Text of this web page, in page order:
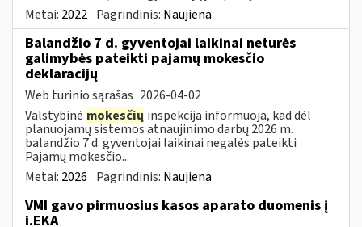
Metai: 2022 Pagrindinis: Naujiena
Balandžio 7 d. gyventojai laikinai neturės
galimybės pateikti pajamų mokesčio
deklaracijų
Web turinio sąrašas 2026-04-02
Valstybinė mokesčių inspekcija informuoja, kad dėl
planuojamų sistemos atnaujinimo darbų 2026 m.
balandžio 7 d. gyventojai laikinai negalės pateikti
Pajamų mokesčio...
Metai: 2026 Pagrindinis: Naujiena
VMI gavo pirmuosius kasos aparato duomenis į
i.EKA